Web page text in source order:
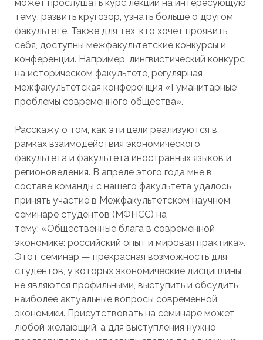
может прослушать курс лекций на интересующую
тему, развить кругозор, узнать больше о другом
факультете. Также для тех, кто хочет проявить
себя, доступны межфакультетские конкурсы и
конференции. Например, лингвистический конкурс
на историческом факультете, регулярная
межфакультетская конференция «Гуманитарные
проблемы современного общества».
Расскажу о том, как эти цели реализуются в
рамках взаимодействия экономического
факультета и факультета иностранных языков и
регионоведения. В апреле этого года мне в
составе команды с нашего факультета удалось
принять участие в Межфакультетском научном
семинаре студентов (МФНСС) на
тему: «Общественные блага в современной
экономике: российский опыт и мировая практика».
Этот семинар — прекрасная возможность для
студентов, у которых экономические дисциплины
не являются профильными, выступить и обсудить
наиболее актуальные вопросы современной
экономики. Присутствовать на семинаре может
любой желающий, а для выступления нужно